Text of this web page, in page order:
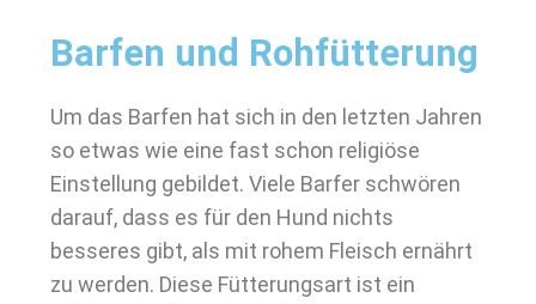
Barfen und Rohfütterung
Um das Barfen hat sich in den letzten Jahren
so etwas wie eine fast schon religiöse
Einstellung gebildet. Viele Barfer schwören
darauf, dass es für den Hund nichts
besseres gibt, als mit rohem Fleisch ernährt
zu werden. Diese Fütterungsart ist ein